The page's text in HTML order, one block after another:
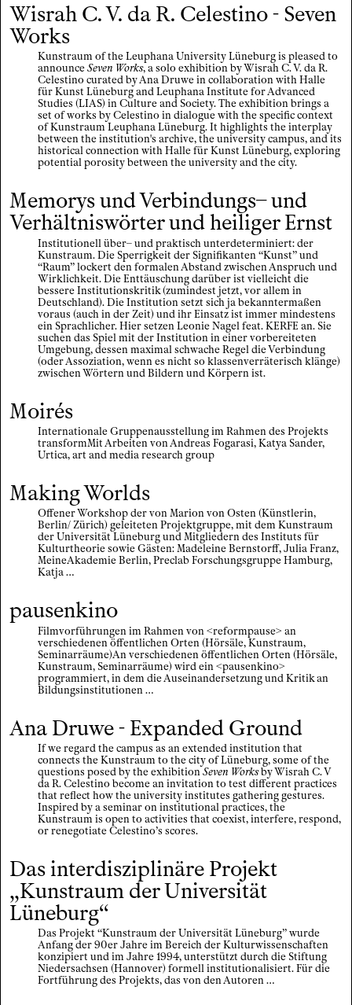
Wisrah C. V. da R. Celestino - Seven
Works
Kunstraum of the Leuphana University Lüneburg is pleased to
announceSeven Works, a solo exhibition by Wisrah C. V. da R.
Celestino curated by Ana Druwe in collaboration with Halle
für Kunst Lüneburg and Leuphana Institute for Advanced
Studies (LIAS) in Culture and Society. The exhibition brings a
set of works by Celestino in dialogue with the specific context
of Kunstraum Leuphana Lüneburg. It highlights the interplay
between the institution's archive, the university campus, and its
historical connection with Halle für Kunst Lüneburg, exploring
potential porosity between the university and the city.
Memorys und Verbindungs– und
Verhältniswörter und heiliger Ernst
Institutionell über– und praktisch unterdeterminiert: der
Kunstraum. Die Sperrigkeit der Signifikanten “Kunst” und
“Raum” lockert den formalen Abstand zwischen Anspruch und
Wirklichkeit. Die Enttäuschung darüber ist vielleicht die
bessere Institutionskritik (zumindest jetzt, vor allem in
Deutschland). Die Institution setzt sich ja bekanntermaßen
voraus (auch in der Zeit) und ihr Einsatz ist immer mindestens
ein Sprachlicher. Hier setzen Leonie Nagel feat. KERFE an. Sie
suchen das Spiel mit der Institution in einer vorbereiteten
Umgebung, dessen maximal schwache Regel die Verbindung
(oder Assoziation, wenn es nicht so klassenverräterisch klänge)
zwischen Wörtern und Bildern und Körpern ist.
Moirés
Internationale Gruppenausstellung im Rahmen des Projekts
transformMit Arbeiten von Andreas Fogarasi, Katya Sander,
Urtica, art and media research group
Making Worlds
Offener Workshop der von Marion von Osten (Künstlerin,
Berlin/ Zürich) geleiteten Projektgruppe, mit dem Kunstraum
der Universität Lüneburg und Mitgliedern des Instituts für
Kulturtheorie sowie Gästen: Madeleine Bernstorff, Julia Franz,
MeineAkademie Berlin, Preclab Forschungsgruppe Hamburg,
Katja …
pausenkino
Filmvorführungen im Rahmen von <reformpause> an
verschiedenen öffentlichen Orten (Hörsäle, Kunstraum,
Seminarräume)An verschiedenen öffentlichen Orten (Hörsäle,
Kunstraum, Seminarräume) wird ein <pausenkino>
programmiert, in dem die Auseinandersetzung und Kritik an
Bildungsinstitutionen …
Ana Druwe - Expanded Ground
If we regard the campus as an extended institution that
connects the Kunstraum to the city of Lüneburg, some of the
questions posed by the exhibitionSeven Worksby Wisrah C. V
da R. Celestino become an invitation to test different practices
that reflect how the university institutes gathering gestures.
Inspired by a seminar on institutional practices, the
Kunstraum is open to activities that coexist, interfere, respond,
or renegotiate Celestino’s scores.
Das interdisziplinäre Projekt
„Kunstraum der Universität
Lüneburg“
Das Projekt “Kunstraum der Universität Lüneburg” wurde
Anfang der 90er Jahre im Bereich der Kulturwissenschaften
konzipiert und im Jahre 1994, unterstützt durch die Stiftung
Niedersachsen (Hannover) formell institutionalisiert. Für die
Fortführung des Projekts, das von den Autoren …